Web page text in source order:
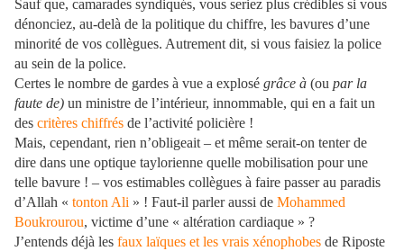
Sauf que, camarades syndiqués, vous seriez plus crédibles si vous
dénonciez, au-delà de la politique du chiffre, les bavures d’une
minorité de vos collègues. Autrement dit, si vous faisiez la police
au sein de la police.
Certes le nombre de gardes à vue a explosé grâce à (ou par la
faute de) un ministre de l’intérieur, innommable, qui en a fait un
des critères chiffrés de l’activité policière !
Mais, cependant, rien n’obligeait – et même serait-on tenter de
dire dans une optique taylorienne quelle mobilisation pour une
telle bavure ! – vos estimables collègues à faire passer au paradis
d’Allah « tonton Ali » ! Faut-il parler aussi de Mohammed
Boukrourou, victime d’une « altération cardiaque » ?
J’entends déjà les faux laïques et les vrais xénophobes de Riposte